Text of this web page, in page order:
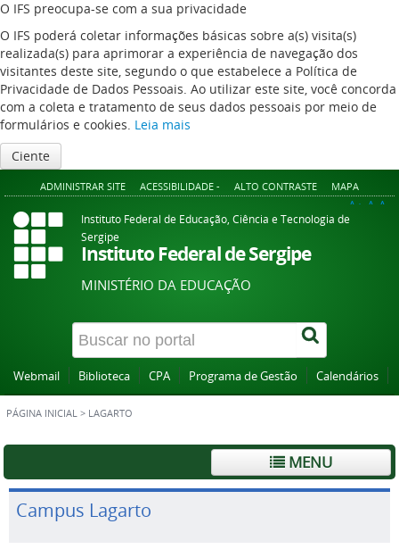
O IFS preocupa-se com a sua privacidade
O IFS poderá coletar informações básicas sobre a(s) visita(s)
realizada(s) para aprimorar a experiência de navegação dos
visitantes deste site, segundo o que estabelece a Política de
Privacidade de Dados Pessoais. Ao utilizar este site, você concorda
com a coleta e tratamento de seus dados pessoais por meio de
formulários e cookies. Leia mais
Ciente
ADMINISTRAR SITE ACESSIBILIDADE - ALTO CONTRASTE MAPA
A+ A A-
Instituto Federal de Educação, Ciência e Tecnologia de
Sergipe
Instituto Federal de Sergipe
MINISTÉRIO DA EDUCAÇÃO
Webmail Biblioteca CPA Programa de Gestão Calendários
PÁGINA INICIAL > LAGARTO
MENU
Campus Lagarto